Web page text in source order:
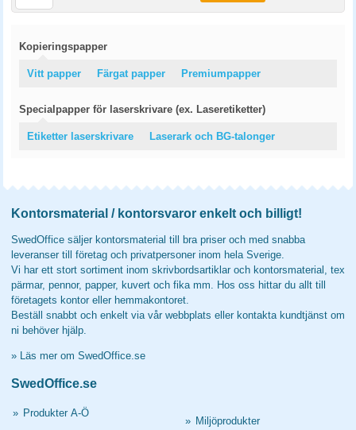
Kopieringspapper
Vitt papper Färgat papper Premiumpapper
Specialpapper för laserskrivare (ex. Laseretiketter)
Etiketter laserskrivare Laserark och BG-talonger
Kontorsmaterial / kontorsvaror enkelt och billigt!
SwedOffice säljer kontorsmaterial till bra priser och med snabba
leveranser till företag och privatpersoner inom hela Sverige.
Vi har ett stort sortiment inom skrivbordsartiklar och kontorsmaterial, tex
pärmar, pennor, papper, kuvert och fika mm. Hos oss hittar du allt till
företagets kontor eller hemmakontoret.
Beställ snabbt och enkelt via vår webbplats eller kontakta kundtjänst om
ni behöver hjälp.
» Läs mer om SwedOffice.se
SwedOffice.se
» Produkter A-Ö
» Miljöprodukter